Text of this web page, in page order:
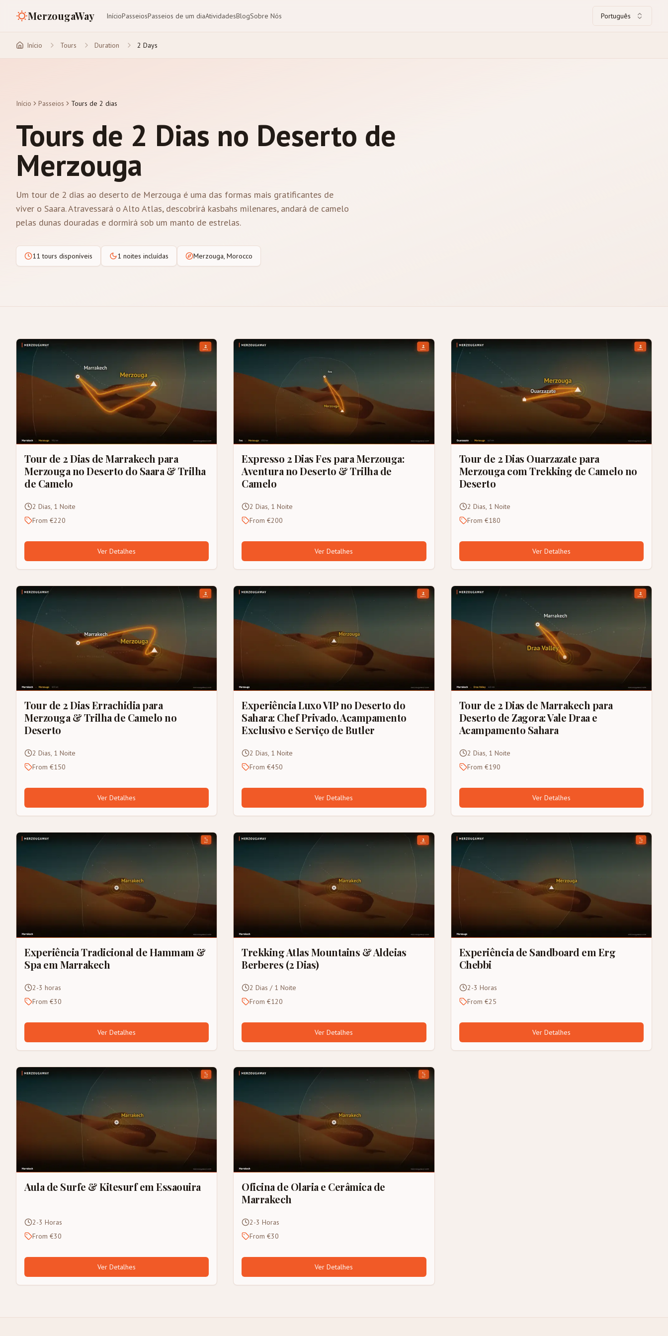
MerzougaWay InícioPasseiosPasseios de um diaAtividadesBlogSobre Nós Português
Início Tours Duration 2 Days
Início Passeios Tours de 2 dias
Tours de 2 Dias no Deserto de
Merzouga
Um tour de 2 dias ao deserto de Merzouga é uma das formas mais gratificantes de
viver o Saara. Atravessará o Alto Atlas, descobrirá kasbahs milenares, andará de camelo
pelas dunas douradas e dormirá sob um manto de estrelas.
11 tours disponíveis 1 noites incluídas Merzouga, Morocco
Tour de 2 Dias de Marrakech para
Merzouga no Deserto do Saara & Trilha
de Camelo
2 Dias, 1 Noite
From €220
Ver Detalhes
Expresso 2 Dias Fes para Merzouga:
Aventura no Deserto & Trilha de
Camelo
2 Dias, 1 Noite
From €200
Ver Detalhes
Tour de 2 Dias Ouarzazate para
Merzouga com Trekking de Camelo no
Deserto
2 Dias, 1 Noite
From €180
Ver Detalhes
Tour de 2 Dias Errachidia para
Merzouga & Trilha de Camelo no
Deserto
2 Dias, 1 Noite
From €150
Ver Detalhes
Experiência Luxo VIP no Deserto do
Sahara: Chef Privado, Acampamento
Exclusivo e Serviço de Butler
2 Dias, 1 Noite
From €450
Ver Detalhes
Tour de 2 Dias de Marrakech para
Deserto de Zagora: Vale Draa e
Acampamento Sahara
2 Dias, 1 Noite
From €190
Ver Detalhes
Experiência Tradicional de Hammam &
Spa em Marrakech
2-3 horas
From €30
Ver Detalhes
Trekking Atlas Mountains & Aldeias
Berberes (2 Dias)
2 Dias / 1 Noite
From €120
Ver Detalhes
Experiência de Sandboard em Erg
Chebbi
2-3 Horas
From €25
Ver Detalhes
Aula de Surfe & Kitesurf em Essaouira
2-3 Horas
From €30
Ver Detalhes
Oficina de Olaria e Cerâmica de
Marrakech
2-3 Horas
From €30
Ver Detalhes